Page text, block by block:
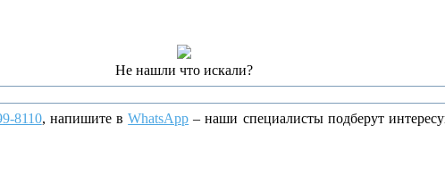
Не нашли что искали?
8110, напишитевWhatsApp – наши специалисты подберут